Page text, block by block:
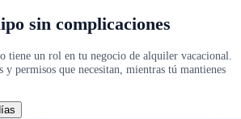
sin complicaciones
tiene un rol en tu negocio de alquiler vacacional.
y permisos que necesitan, mientras tú mantienes